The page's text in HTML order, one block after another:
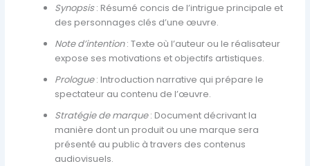
Synopsis: Résumé concis de l’intrigue principale et
des personnages clés d’une œuvre.
Note d’intention: Texte où l’auteur ou le réalisateur
expose ses motivations et objectifs artistiques.
Prologue: Introduction narrative qui prépare le
spectateur au contenu de l’œuvre.
Stratégie de marque: Document décrivant la
manière dont un produit ou une marque sera
présenté au public à travers des contenus
audiovisuels.